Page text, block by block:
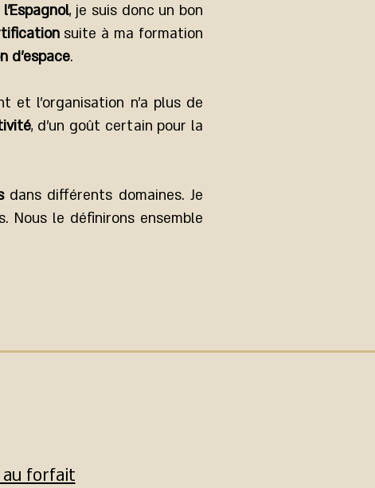
, je suis donc un bon
suite à ma formation
d’espace.
l’organisation n’a plus de
, d’un goût certain pour la
dans différents domaines. Je
Nous le définirons ensemble
forfait